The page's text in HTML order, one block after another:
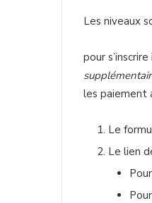
Les niveaux
pour
les paiement
Le
Le lien